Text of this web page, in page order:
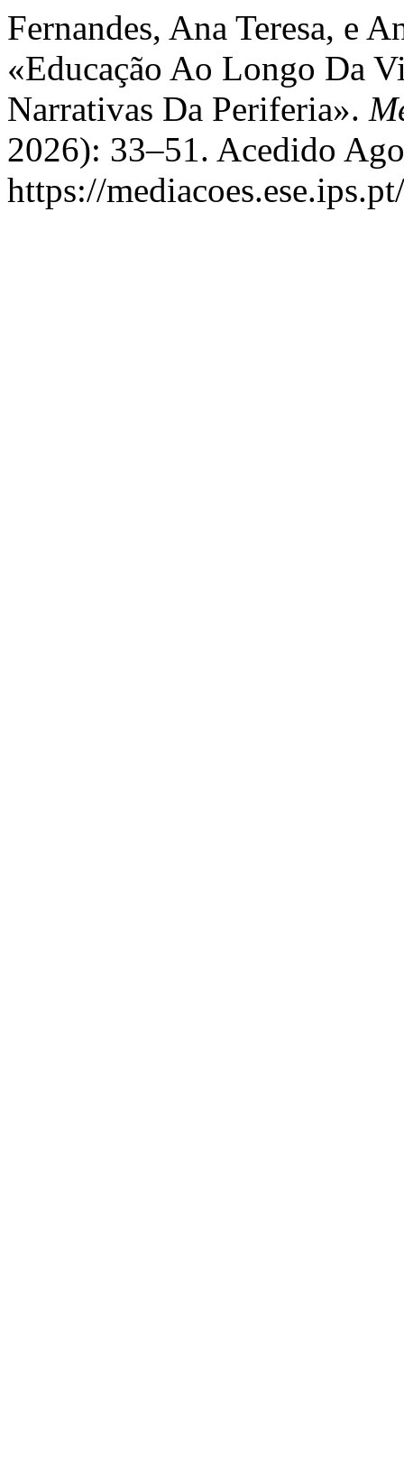
Fernandes, Ana Teresa, e
«Educação Ao Longo Da
Narrativas Da Periferia».
2026): 33–51. Acedido
https://